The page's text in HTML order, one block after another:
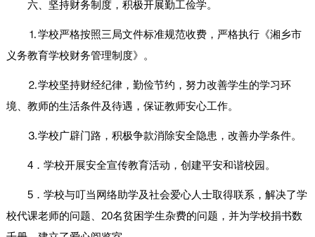
六、坚持财务制度，积极开展勤工俭学。
⒈学校严格按照三局文件标准规范收费，严格执行《湘乡市
义务教育学校财务管理制度》。
⒉学校坚持财经纪律，勤俭节约，努力改善学生的学习环
境、教师的生活条件及待遇，保证教师安心工作。
⒊学校广辟门路，积极争款消除安全隐患，改善办学条件。
4．学校开展安全宣传教育活动，创建平安和谐校园。
5．学校与叮当网络助学及社会爱心人士取得联系，解决了学
校代课老师的问题、20名贫困学生杂费的问题，并为学校捐书数